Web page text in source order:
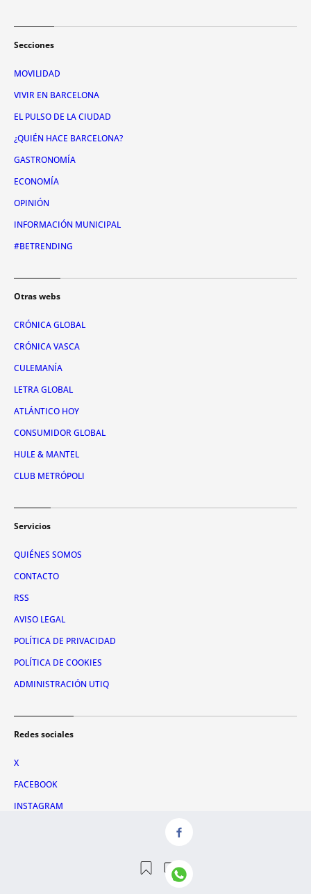
Secciones
MOVILIDAD
VIVIR EN BARCELONA
EL PULSO DE LA CIUDAD
¿QUIÉN HACE BARCELONA?
GASTRONOMÍA
ECONOMÍA
OPINIÓN
INFORMACIÓN MUNICIPAL
#BETRENDING
Otras webs
CRÓNICA GLOBAL
CRÓNICA VASCA
CULEMANÍA
LETRA GLOBAL
ATLÁNTICO HOY
CONSUMIDOR GLOBAL
HULE & MANTEL
CLUB METRÓPOLI
Servicios
QUIÉNES SOMOS
CONTACTO
RSS
AVISO LEGAL
POLÍTICA DE PRIVACIDAD
POLÍTICA DE COOKIES
ADMINISTRACIÓN UTIQ
Redes sociales
X
FACEBOOK
INSTAGRAM